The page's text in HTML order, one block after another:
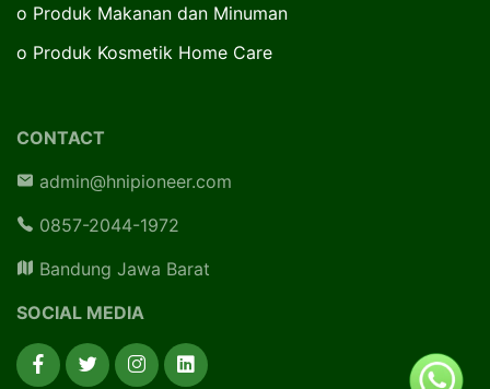
o Produk Makanan dan Minuman
o Produk Kosmetik Home Care
CONTACT
admin@hnipioneer.com
0857-2044-1972
Bandung Jawa Barat
SOCIAL MEDIA